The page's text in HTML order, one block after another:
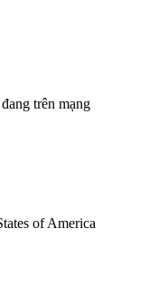
trên mạng
of America